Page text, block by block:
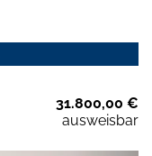
31.800,00 €
ausweisbar